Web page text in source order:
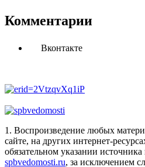
Комментарии
Вконтакте
1. Воспроизведение любых
сайте, на других интернет-
обязательном указании
spbvedomosti.ru, за исключением